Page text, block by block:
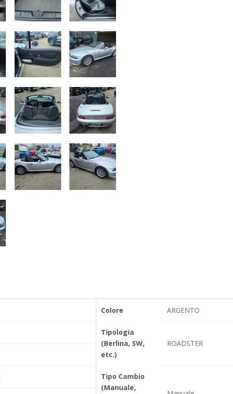
Colore ARGENTO
Tipologia
(Berlina, SW,
etc.)
ROADSTER
Tipo Cambio
(Manuale,